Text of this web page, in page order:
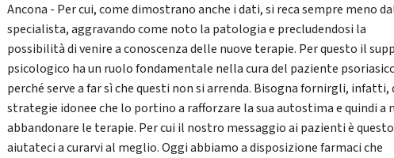
Ancona - Per cui, come dimostrano anche i dati, si reca sempre meno
specialista, aggravando come noto la patologia e precludendosi la
possibilità di venire a conoscenza delle nuove terapie. Per questo il
psicologico ha un ruolo fondamentale nella cura del paziente
perché serve a far sì che questi non si arrenda. Bisogna fornirgli, infatti,
strategie idonee che lo portino a rafforzare la sua autostima e quindi a
abbandonare le terapie. Per cui il nostro messaggio ai pazienti è
aiutateci a curarvi al meglio. Oggi abbiamo a disposizione farmaci che